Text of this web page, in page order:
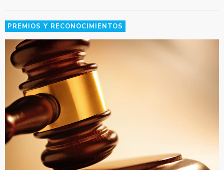
PREMIOS Y RECONOCIMIENTOS